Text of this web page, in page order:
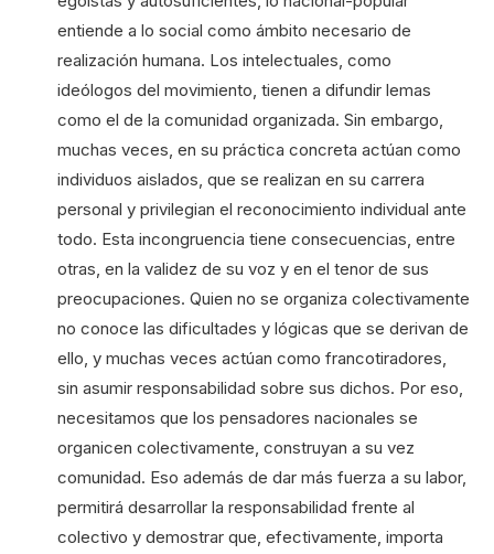
entiende a lo social como ámbito necesario de
realización humana. Los intelectuales, como
ideólogos del movimiento, tienen a difundir lemas
como el de la comunidad organizada. Sin embargo,
muchas veces, en su práctica concreta actúan como
individuos aislados, que se realizan en su carrera
personal y privilegian el reconocimiento individual ante
todo. Esta incongruencia tiene consecuencias, entre
otras, en la validez de su voz y en el tenor de sus
preocupaciones. Quien no se organiza colectivamente
no conoce las dificultades y lógicas que se derivan de
ello, y muchas veces actúan como francotiradores,
sin asumir responsabilidad sobre sus dichos. Por eso,
necesitamos que los pensadores nacionales se
organicen colectivamente, construyan a su vez
comunidad. Eso además de dar más fuerza a su labor,
permitirá desarrollar la responsabilidad frente al
colectivo y demostrar que, efectivamente, importa